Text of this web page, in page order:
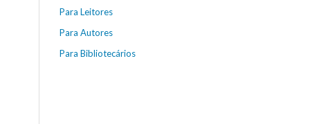
Para Leitores
Para Autores
Para Bibliotecários